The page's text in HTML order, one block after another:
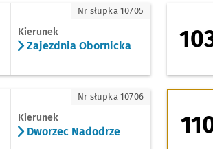
Obornicka
Kierunek
Zajezdnia Obornicka
Nr słupka 10705 103
Nadodrze
Kierunek
Dworzec Nadodrze
Nr słupka 10706 110 -